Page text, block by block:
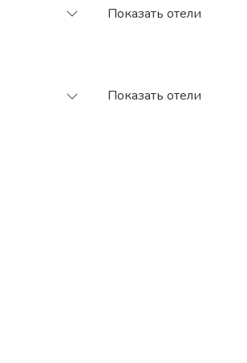
Показать отели
Показать отели